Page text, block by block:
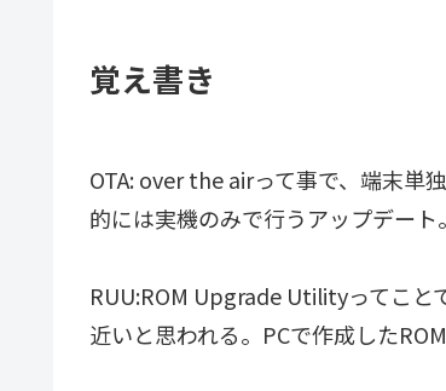
覚え書き
OTA: over the airって事で、端末単
的には実機のみで行うアップデート
RUU:ROM Upgrade Utilityってこと
近いと思われる。PCで作成した